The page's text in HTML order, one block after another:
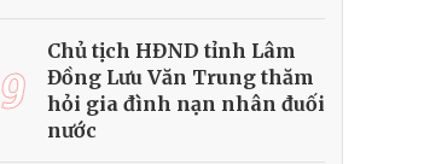
9
Chủ tịch HĐND tỉnh Lâm
Đồng Lưu Văn Trung thăm
hỏi gia đình nạn nhân đuối
nước